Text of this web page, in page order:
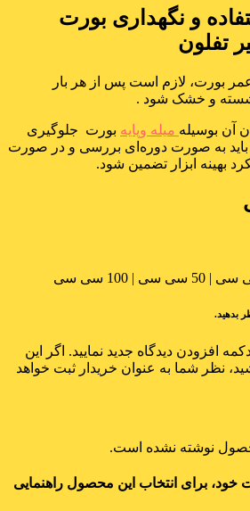
و نگهداری بورت
تفلون
بورت، لازم است پس از هر بار
و خشک شود .
آن بوسیله میله وپایه بورت جلوگیری
به صورت دوره‌ای بررسی و در صورت
بهینه ابزار تضمین شود.
بدهید.
افزودن دیدگاه جدید نمایید. اگر این
نظر شما به عنوان خریدار ثبت خواهد
نوشته نشده است.
خود، برای انتخاب این محصول راهنمایی